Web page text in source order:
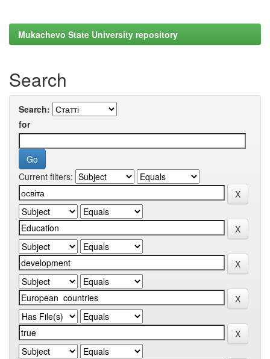
Mukachevo State University repository
Search
Search:
for
Current filters: